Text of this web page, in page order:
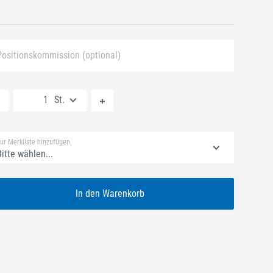
(optional)
St.
Merkliste hinzufügen
wählen...
In den Warenkorb